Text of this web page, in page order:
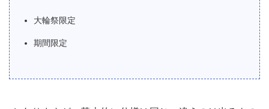
大輪祭限定
期間限定